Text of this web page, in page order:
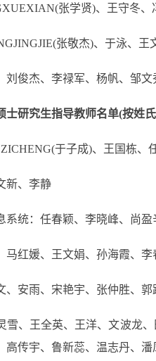
张学贤)、王守冬、
张敬杰)、于泳、王
俊杰、李禄军、杨帆、邹文
士研究生指导教师名单(按姓
于子成)、王国栋、
、李静
统：任春颖、李晓峰、尚盈
红媛、王文娟、孙海霞、李
安雨、宋艳宇、张仲胜、郭
王全英、王洋、文波龙、
高传宇、鲁新蕊、温志丹、潘